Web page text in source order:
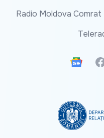
Radio Moldova Comrat
Google